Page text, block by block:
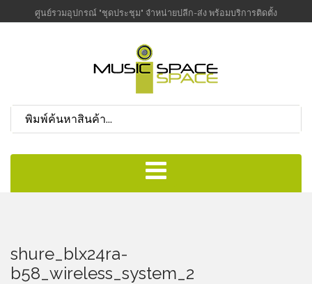
ศูนย์รวมอุปกรณ์ "ชุดประชุม" จำหน่ายปลีก-ส่ง พร้อมบริการติดตั้ง
shure_blx24ra-
b58_wireless_system_2